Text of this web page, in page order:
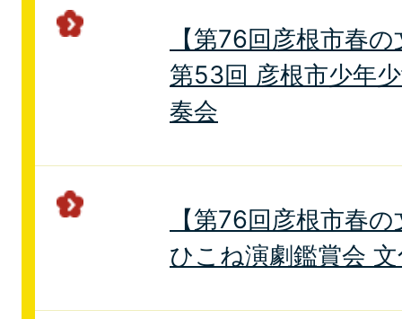
【第76回彦根市春
第53回 彦根市少年
奏会
【第76回彦根市春
ひこね演劇鑑賞会